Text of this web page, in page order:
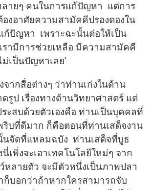
ลายๆ คนในการแก้ปัญหา แต่การ
งอาศัยความสามัคคีปรองดองใน
ก้ปัญหา เพราะฉะนั้นต่อให้เป็น
ามีการช่วยเหลือ มีความสามัคคี
เป็นปัญหาเลย’
จากสื่อต่างๆ ว่าท่านเก่งในด้าน
รูป เรื่องทางด้านวิทยาศาสตร์ แต่
ะสบด้วยตัวเองคือ ท่านเป็นบุคคลที่
บที่ดีมาก ก็คือตอนที่ท่านเสด็จงาน
นจัดที่แหลมฉบัง ท่านเสด็จที่บูธ
เพิ่งจะเอาเทคโนโลยีใหม่ๆ จาก
หลายตัว จะมีตัวหนึ่งเป็นภาพปลา
ก็บอกว่าถ้าหากใครสามารถจับ